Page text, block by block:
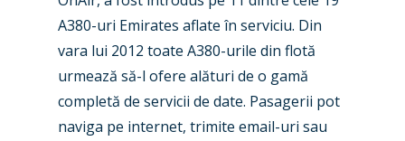
A380-uri Emirates aflate în serviciu. Din
vara lui 2012 toate A380-urile din flotă
urmează să-l ofere alături de o gamă
completă de servicii de date. Pasagerii pot
naviga pe internet, trimite email-uri sau
New Routes
Industry